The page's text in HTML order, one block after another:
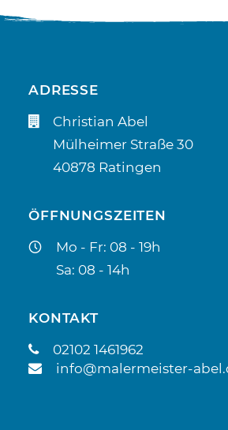
ADRESSE
Christian Abel
Mülheimer Straße 30
40878 Ratingen
ÖFFNUNGSZEITEN
Mo - Fr: 08 - 19h
Sa: 08 - 14h
KONTAKT
02102 1461962
info@malermeister-